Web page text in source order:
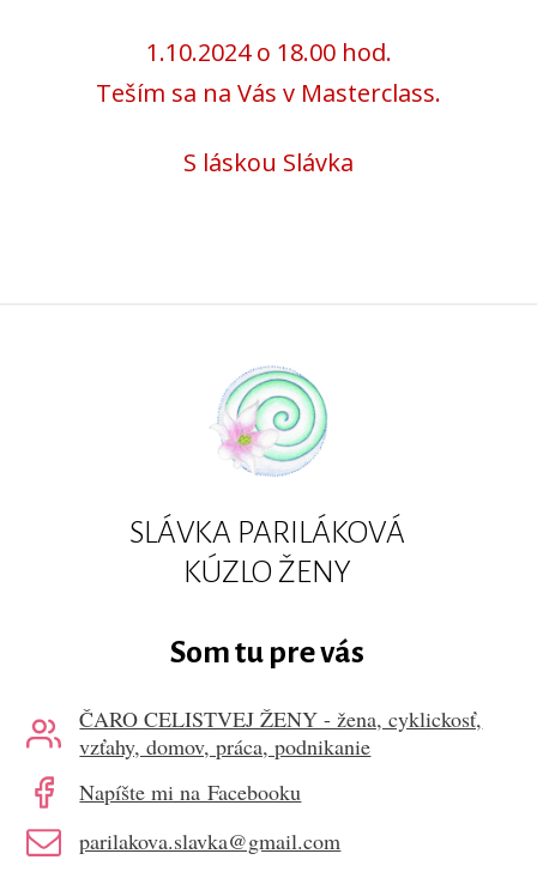
1.10.2024 o 18.00 hod.
Teším sa na Vás v Masterclass.
S láskou Slávka
SLÁVKA PARILÁKOVÁ
KÚZLO ŽENY
Som tu pre vás
ČARO CELISTVEJ ŽENY - žena, cyklickosť,
vzťahy, domov, práca, podnikanie
Napíšte mi na Facebooku
parilakova.slavka@gmail.com